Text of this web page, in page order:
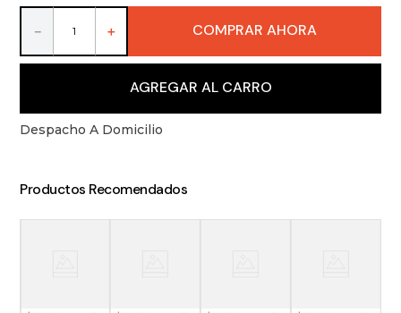
＋
－ COMPRAR AHORA
AGREGAR AL CARRO
Despacho A Domicilio
Productos Recomendados